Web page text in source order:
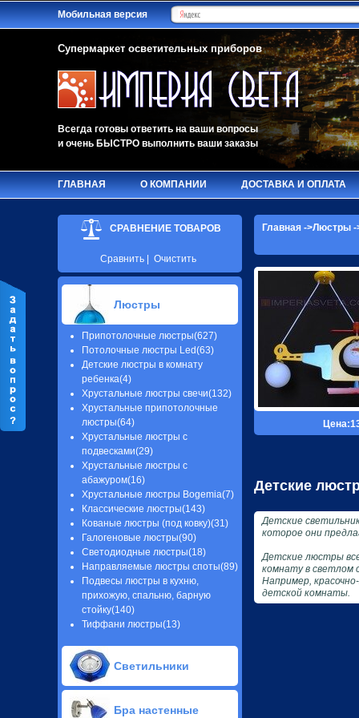
Мобильная версия
Супермаркет осветительных приборов
Всегда готовы ответить на ваши вопросы
и очень БЫСТРО выполнить ваши заказы
ГЛАВНАЯ О КОМПАНИИ ДОСТАВКА И ОПЛАТА
Главная ->Люстры -
Детские
Детские
которое они
Детские люстры
комнату в светлом
Например,
детской комнаты.
СРАВНЕНИЕ ТОВАРОВ
Сравнить Очистить
Люстры
Припотолочные люстры(627)
Потолочные люстры Led(63)
Детские люстры в комнату
ребенка(4)
Хрустальные люстры свечи(132)
Хрустальные припотолочные
люстры(64)
Хрустальные люстры с
подвесками(29)
Хрустальные люстры с
абажуром(16)
Хрустальные люстры Bogemia(7)
Классические люстры(143)
Кованые люстры (под ковку)(31)
Галогеновые люстры(90)
Светодиодные люстры(18)
Направляемые люстры споты(89)
Подвесы люстры в кухню,
прихожую, спальню, барную
стойку(140)
Тиффани люстры(13)
Светильники
LED панели для подвесного
потолка (cветодиодные стильные
Бра настенные